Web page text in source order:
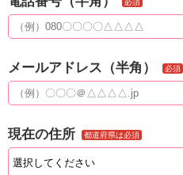
メールアドレス（半角） 必須
現在の住所 都道府県は必須